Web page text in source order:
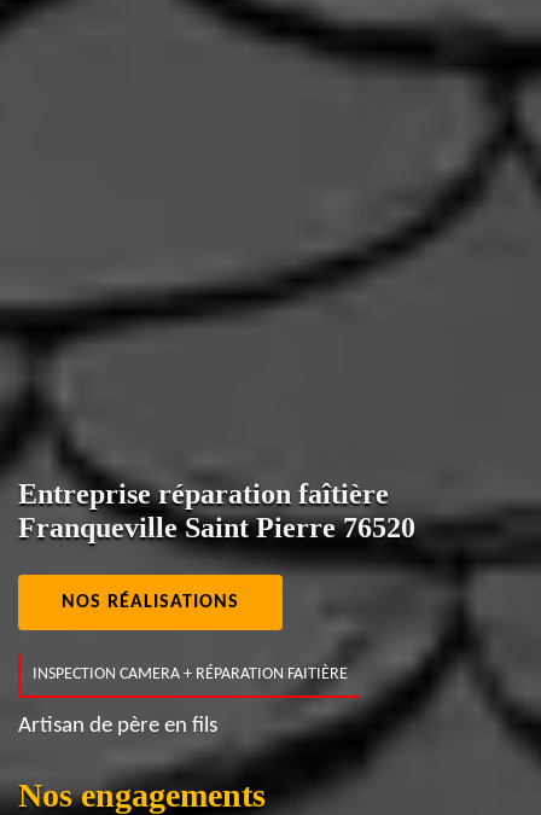
Entreprise réparation faîtière
Franqueville Saint Pierre 76520
NOS RÉALISATIONS
INSPECTION CAMERA + RÉPARATION FAITIÈRE
Artisan de père en fils
Nos engagements